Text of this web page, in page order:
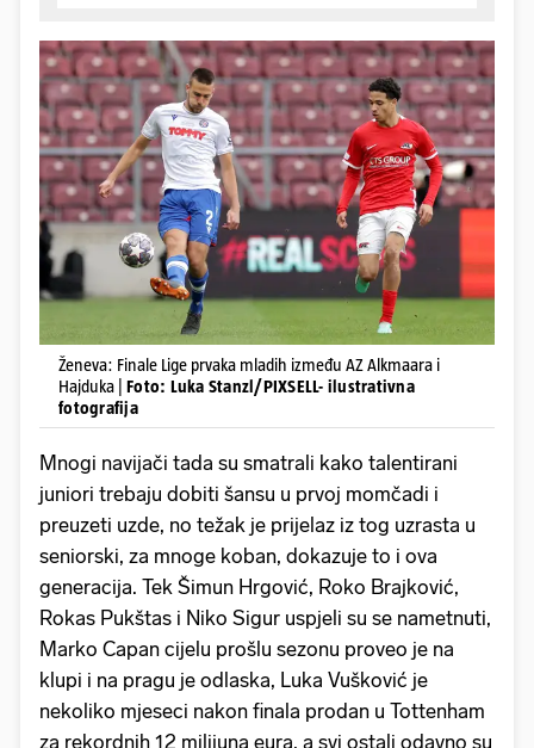
Ženeva: Finale Lige prvaka mladih između AZ Alkmaara i
Hajduka | Foto: Luka Stanzl/PIXSELL- ilustrativna
fotografija
Mnogi navijači tada su smatrali kako talentirani
juniori trebaju dobiti šansu u prvoj momčadi i
preuzeti uzde, no težak je prijelaz iz tog uzrasta u
seniorski, za mnoge koban, dokazuje to i ova
generacija. Tek Šimun Hrgović, Roko Brajković,
Rokas Pukštas i Niko Sigur uspjeli su se nametnuti,
Marko Capan cijelu prošlu sezonu proveo je na
klupi i na pragu je odlaska, Luka Vušković je
nekoliko mjeseci nakon finala prodan u Tottenham
za rekordnih 12 milijuna eura, a svi ostali odavno su